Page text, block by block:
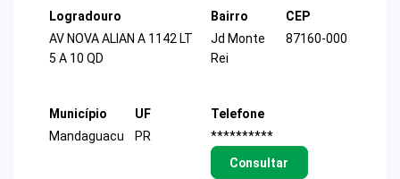
Logradouro
AV NOVA ALIAN A 1142 LT
5 A 10 QD
Bairro
Jd Monte
Rei
CEP
87160-000
Município
Mandaguacu
UF
PR
Telefone
**********
Consultar